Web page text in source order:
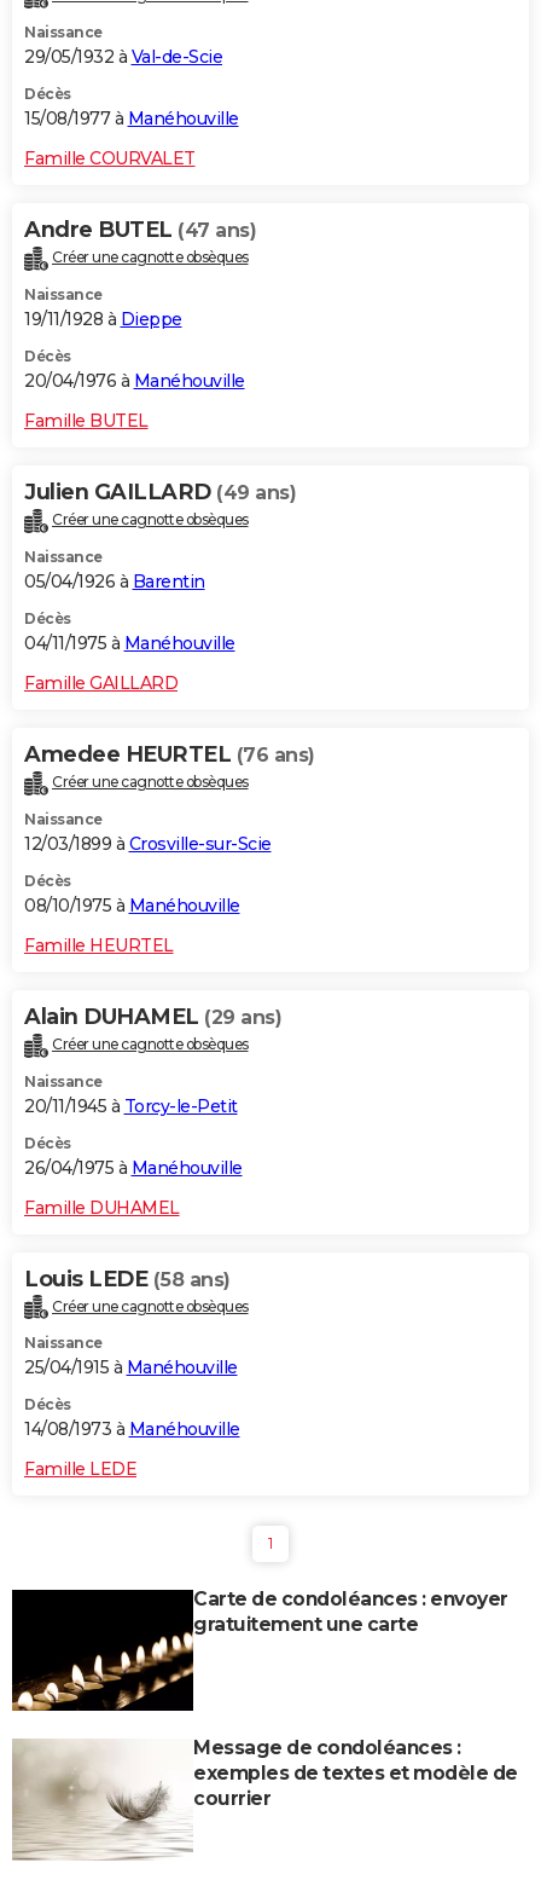
Naissance
29/05/1932 à Val-de-Scie
Décès
15/08/1977 à Manéhouville
Famille COURVALET
Andre BUTEL (47 ans)
Créer une cagnotte obsèques
Naissance
19/11/1928 à Dieppe
Décès
20/04/1976 à Manéhouville
Famille BUTEL
Julien GAILLARD (49 ans)
Créer une cagnotte obsèques
Naissance
05/04/1926 à Barentin
Décès
04/11/1975 à Manéhouville
Famille GAILLARD
Amedee HEURTEL (76 ans)
Créer une cagnotte obsèques
Naissance
12/03/1899 à Crosville-sur-Scie
Décès
08/10/1975 à Manéhouville
Famille HEURTEL
Alain DUHAMEL (29 ans)
Créer une cagnotte obsèques
Naissance
20/11/1945 à Torcy-le-Petit
Décès
26/04/1975 à Manéhouville
Famille DUHAMEL
Louis LEDE (58 ans)
Créer une cagnotte obsèques
Naissance
25/04/1915 à Manéhouville
Décès
14/08/1973 à Manéhouville
Famille LEDE
1
Carte de condoléances : envoyer
gratuitement une carte
Message de condoléances :
exemples de textes et modèle de
courrier